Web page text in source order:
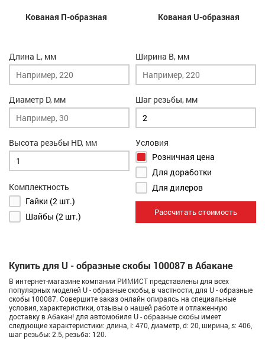
Кованая П-образная Кованая U-образная
Длина L, мм
Диаметр D, мм
Ширина B, мм
Шаг резьбы, мм
Высота резьбы HD, мм
Комплектность
Гайки (2 шт.)
Шайбы (2 шт.)
Условия
Розничная цена
Для доработки
Для дилеров
Рассчитать стоимость
Купить для U - образные скобы 100087 в Абакане
В интернет-магазине компании РИМИСТ представлены для всех
популярных моделей U - образные скобы, в частности, для U - образные
скобы 100087. Совершите заказ онлайн опираясь на специальные
условия, характеристики, отзывы о нашей работе и отлаженную
доставку в Абакан! для автомобиля U - образные скобы имеет
следующие характеристики: длина, l: 470, диаметр, d: 20, ширина, s: 406,
шаг резьбы: 2.5, резьба: 120.